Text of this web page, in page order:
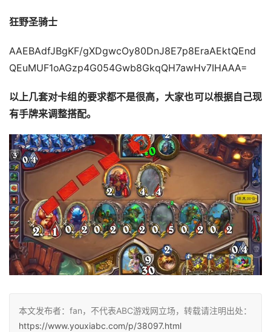
狂野圣骑士
AAEBAdfJBgKF/gXDgwcOy80DnJ8E7p8EraAEktQEnd
QEuMUF1oAGzp4G054Gwb8GkqQH7awHv7IHAAA=
以上几套对卡组的要求都不是很高，大家也可以根据自己现
有手牌来调整搭配。
本文发布者：fan，不代表ABC游戏网立场，转载请注明出处：
https://www.youxiabc.com/p/38097.html